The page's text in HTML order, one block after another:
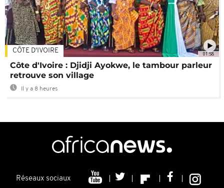
01:58
CÔTE D'IVOIRE
Côte d'Ivoire : Djidji Ayokwe, le tambour parleur
retrouve son village
Il y a 8 heures
Réseaux sociaux